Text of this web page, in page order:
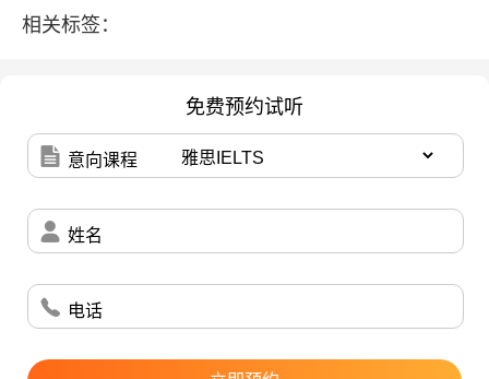
相关标签：
免费预约试听
意向课程
姓名
电话